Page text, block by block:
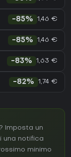
-85% 1,46 €
-85% 1,46 €
-83% 1,63 €
-82% 1,74 €
Imposta un
una notifica
minimo